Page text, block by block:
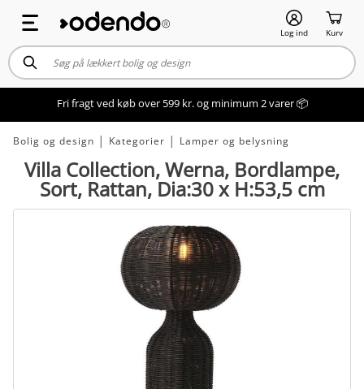
Log ind Kurv
Fri fragt ved køb over 599 kr. og minimum 2 varer 📦
Bolig og design Kategorier Lamper og belysning
Villa Collection, Werna, Bordlampe,
Sort, Rattan, Dia:30 x H:53,5 cm